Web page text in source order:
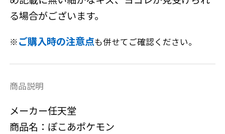
る場合がございます。
※ご購入時の注意点も併せてご確認ください。
商品説明
メーカー任天堂
商品名：ぽこあポケモン